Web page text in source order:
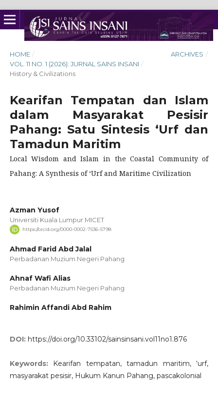
HOME / ARCHIVES /
VOL. 11 NO. 1 (2026): JURNAL SAINS INSANI /
History & Civilizations
Kearifan Tempatan dan Islam
dalam Masyarakat Pesisir
Pahang: Satu Sintesis ‘Urf dan
Tamadun Maritim
Local Wisdom and Islam in the Coastal Community of
Pahang: A Synthesis of ‘Urf and Maritime Civilization
Azman Yusof
Universiti Kuala Lumpur MICET
https://orcid.org/0000-0002-7536-5798
Ahmad Farid Abd Jalal
Perbadanan Muzium Negeri Pahang
Ahnaf Wafi Alias
Perbadanan Muzium Negeri Pahang
Rahimin Affandi Abd Rahim
DOI: https://doi.org/10.33102/sainsinsani.vol11no1.876
Keywords:
Kearifan tempatan, tamadun maritim, ‘urf,
masyarakat pesisir, Hukum Kanun Pahang, pascakolonial